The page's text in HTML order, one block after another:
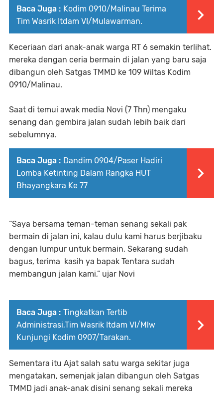
Baca Juga : Kodim 0910/Malinau Terima
Tim Wasrik Itdam VI/Mulawarman.
Keceriaan dari anak-anak warga RT 6 semakin terlihat.
mereka dengan ceria bermain di jalan yang baru saja
dibangun oleh Satgas TMMD ke 109 Wiltas Kodim
0910/Malinau.
Saat di temui awak media Novi (7 Thn) mengaku
senang dan gembira jalan sudah lebih baik dari
sebelumnya.
Baca Juga : Dandim 0904/Paser Hadiri
Lomba Ketinting Dalam Rangka HUT
Bhayangkara Ke 77
“Saya bersama teman-teman senang sekali pak
bermain di jalan ini, kalau dulu kami harus berjibaku
dengan lumpur untuk bermain, Sekarang sudah
bagus, terima kasih ya bapak Tentara sudah
membangun jalan kami,” ujar Novi
Baca Juga : Tingkatkan Tertib
Administrasi,Tim Wasrik Itdam VI/Mlw
Kunjungi Kodim 0907/Tarakan.
Sementara itu Ajat salah satu warga sekitar juga
mengatakan, semenjak jalan dibangun oleh Satgas
TMMD jadi anak-anak disini senang sekali mereka